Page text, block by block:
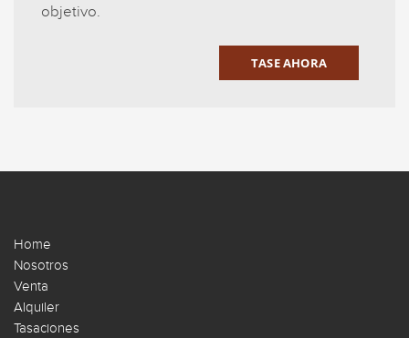
objetivo.
TASE AHORA
Home
Nosotros
Venta
Alquiler
Tasaciones